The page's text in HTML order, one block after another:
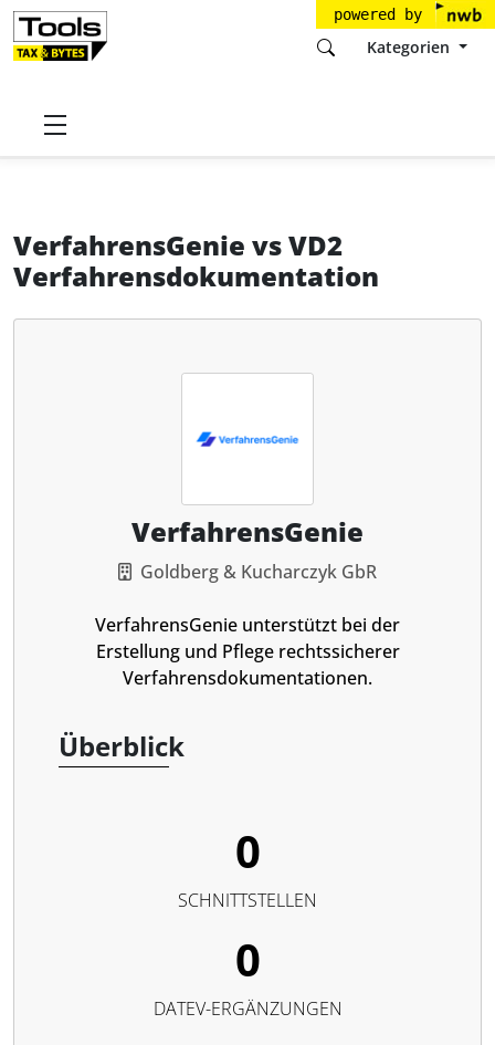
powered by
Kategorien
Startseite
VerfahrensGenie vsVD2
Verfahrensdokumentation
VerfahrensGenie
Goldberg & Kucharczyk GbR
VerfahrensGenie unterstützt bei der
Erstellung und Pflege rechtssicherer
Verfahrensdokumentationen.
Überblick
0
SCHNITTSTELLEN
0
DATEV-ERGÄNZUNGEN